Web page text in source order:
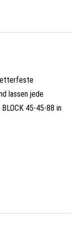
lassen jede
45-45-88 in